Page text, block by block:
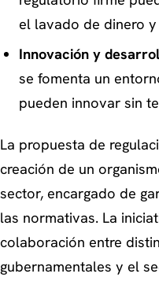
el lavado de dinero
Innovación y
se fomenta un
pueden innovar sin
La propuesta de
creación de un
sector, encargado de
las normativas. La
colaboración entre
gubernamentales y el